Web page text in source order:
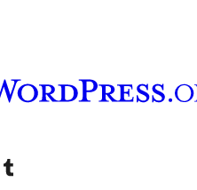
canale YouTube
Visita il nostro account Tumblr